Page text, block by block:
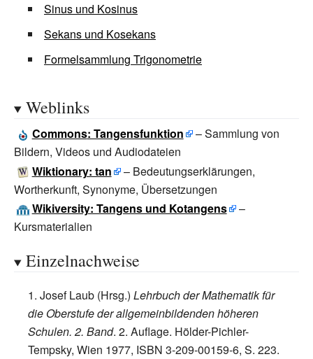
Sinus und Kosinus
Sekans und Kosekans
Formelsammlung Trigonometrie
Weblinks
Commons: Tangensfunktion
– Sammlung von
Bildern, Videos und Audiodateien
Wiktionary: tan
– Bedeutungserklärungen,
Wortherkunft, Synonyme, Übersetzungen
Wikiversity: Tangens und Kotangens
–
Kursmaterialien
Einzelnachweise
Josef Laub (Hrsg.) Lehrbuch der Mathematik für
die Oberstufe der allgemeinbildenden höheren
Schulen. 2. Band. 2. Auflage. Hölder-Pichler-
Tempsky, Wien 1977, ISBN 3-209-00159-6, S. 223.